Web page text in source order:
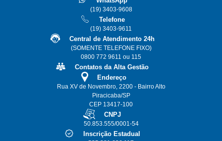
(19) 3403-9608
Telefone
(19) 3403-9611
Central de Atendimento 24h
(SOMENTE TELEFONE FIXO)
0800 772 9611 ou 115
Contatos da Alta Gestão
Endereço
Rua XV de Novembro, 2200 - Bairro Alto
Piracicaba/SP
CEP 13417-100
CNPJ
50.853.555/0001-54
Inscrição Estadual